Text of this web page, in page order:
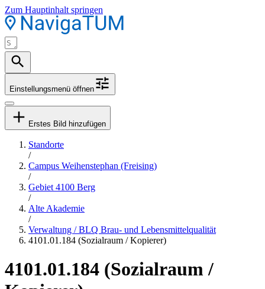
Zum Hauptinhalt springen
Einstellungsmenü öffnen
Erstes Bild hinzufügen
Standorte
/
Campus Weihenstephan (Freising)
/
Gebiet 4100 Berg
/
Alte Akademie
/
Verwaltung / BLQ Brau- und Lebensmittelqualität
4101.01.184 (Sozialraum / Kopierer)
4101.01.184 (Sozialraum /